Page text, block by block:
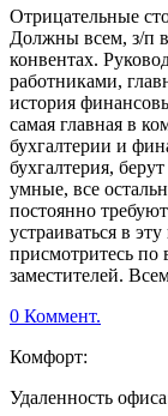
Отрицательные
Должны всем, з/п
конвентах.
работниками,
история
самая главная в
бухгалтерии и
бухгалтерия,
умные, все
постоянно
устраиваться в
присмотритесь по
заместителей.
0 Коммент.
Комфорт:
Удаленность